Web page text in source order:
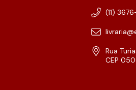
(11)
Rua
CEP